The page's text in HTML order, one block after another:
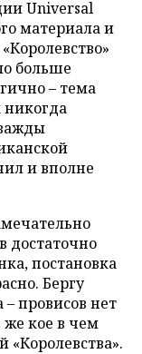
Universal
материала и
больше
– тема
и вполне
достаточно
постановка
Бергу
провисов нет
же кое в чем
«Королевства».